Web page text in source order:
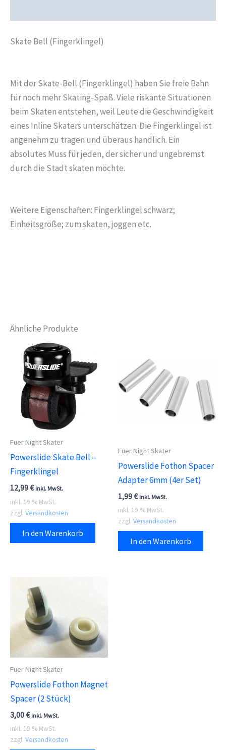
Skate Bell (Fingerklingel)
Mit der Skate-Bell (Fingerklingel) haben Sie freie Bahn
für noch mehr Skating-Spaß. Viele riskante Situationen
beim Skaten entstehen, weil Leute die Geschwindigkeit
eines Inline Skaters unterschätzen. Die Fingerklingel ist
angenehm zu tragen und überaus handlich. Ein
absolutes Muss für jeden, der sicher und ungebremst
durch die Stadt skaten möchte.
Weitere Eigenschaften: Fingerklingel schwarz;
Einheitsgröße; zum skaten, joggen etc.
Ähnliche Produkte
Fuer Night Skater
Powerslide Skate Bell –
Fingerklingel
12,99€ inkl. MwSt.
inkl. 19 % MwSt.
zzgl. Versandkosten
In den Warenkorb
Fuer Night Skater
Powerslide Fothon Spacer
Adapter 6mm (4er Set)
1,99€ inkl. MwSt.
inkl. 19 % MwSt.
zzgl. Versandkosten
In den Warenkorb
Fuer Night Skater
Powerslide Fothon Magnet
Spacer (2 Stück)
3,00€ inkl. MwSt.
inkl. 19 % MwSt.
zzgl. Versandkosten